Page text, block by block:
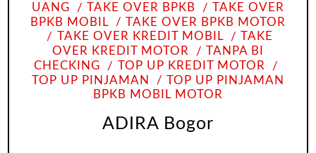
UANG
TAKE OVER BPKB
TAKE OVER
BPKB MOBIL
TAKE OVER BPKB MOTOR
TAKE OVER KREDIT MOBIL
TAKE
OVER KREDIT MOTOR
TANPA BI
CHECKING
TOP UP KREDIT MOTOR
TOP UP PINJAMAN
TOP UP PINJAMAN
BPKB MOBIL MOTOR
ADIRA Bogor